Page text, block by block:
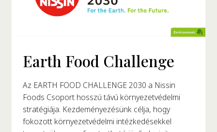
Earth Food Challenge
Az EARTH FOOD CHALLENGE 2030 a Nissin
Foods Csoport hosszú távú környezetvédelmi
stratégiája. Kezdeményezésünk célja, hogy
fokozott környezetvédelmi intézkedésekkel